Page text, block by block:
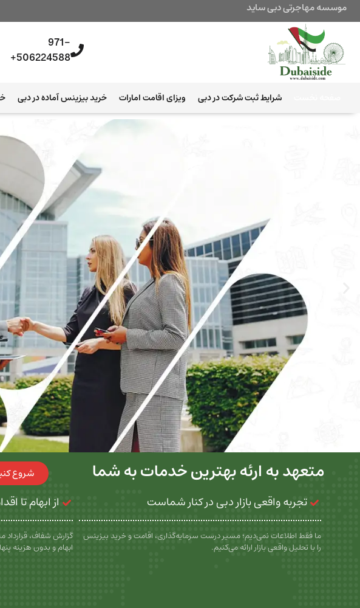
موسسه مهاجرتی دبی ساید
971-
506224588+
شرایط ثبت شرکت در دبی ویزای اقامت امارات خرید بیزینس آماده در دبی
متعهد به ارئه بهترین خدمات به شما شروع
تجربه واقعی بازار دبی در کنار شماست
ما فقط اطلاعات نمی‌دیم؛ مسیر درست سرمایه‌گذاری، اقامت و خرید بیزینس
را با تحلیل واقعی بازار ارائه می‌کنیم.
از ابهام تا
گزارش شفاف،
ابهام و بدون هزینه